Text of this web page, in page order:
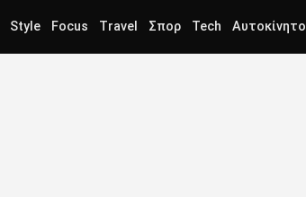
Style Focus Travel Σπορ Tech Αυτοκίνητο